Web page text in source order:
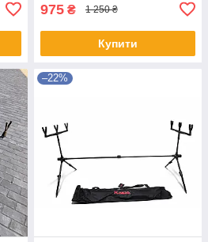
975 ₴ 1 250 ₴
Купити
–22%